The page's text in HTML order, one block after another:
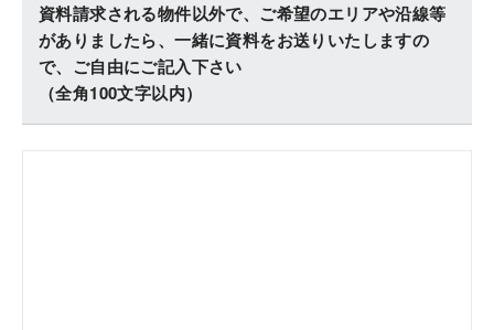
資料請求される物件以外で、ご希望のエリアや沿線等
がありましたら、一緒に資料をお送りいたしますの
で、ご自由にご記入下さい
（全角100文字以内）